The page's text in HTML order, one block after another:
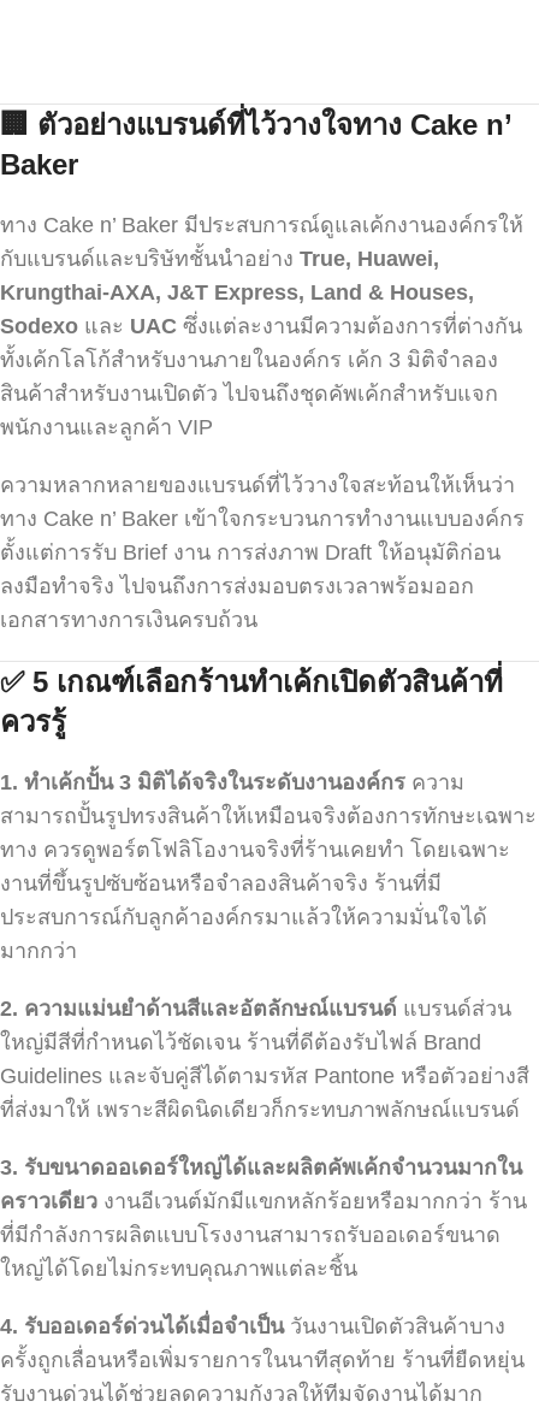
🏢 ตัวอย่างแบรนด์ที่ไว้วางใจทาง Cake n’
Baker
ทาง Cake n’ Baker มีประสบการณ์ดูแลเค้กงานองค์กรให้
กับแบรนด์และบริษัทชั้นนำอย่าง True, Huawei,
Krungthai-AXA, J&T Express, Land & Houses,
Sodexo และ UAC ซึ่งแต่ละงานมีความต้องการที่ต่างกัน
ทั้งเค้กโลโก้สำหรับงานภายในองค์กร เค้ก 3 มิติจำลอง
สินค้าสำหรับงานเปิดตัว ไปจนถึงชุดคัพเค้กสำหรับแจก
พนักงานและลูกค้า VIP
ความหลากหลายของแบรนด์ที่ไว้วางใจสะท้อนให้เห็นว่า
ทาง Cake n’ Baker เข้าใจกระบวนการทำงานแบบองค์กร
ตั้งแต่การรับ Brief งาน การส่งภาพ Draft ให้อนุมัติก่อน
ลงมือทำจริง ไปจนถึงการส่งมอบตรงเวลาพร้อมออก
เอกสารทางการเงินครบถ้วน
✅ 5 เกณฑ์เลือกร้านทำเค้กเปิดตัวสินค้าที่
ควรรู้
1. ทำเค้กปั้น 3 มิติได้จริงในระดับงานองค์กร ความ
สามารถปั้นรูปทรงสินค้าให้เหมือนจริงต้องการทักษะเฉพาะ
ทาง ควรดูพอร์ตโฟลิโองานจริงที่ร้านเคยทำ โดยเฉพาะ
งานที่ขึ้นรูปซับซ้อนหรือจำลองสินค้าจริง ร้านที่มี
ประสบการณ์กับลูกค้าองค์กรมาแล้วให้ความมั่นใจได้
มากกว่า
2. ความแม่นยำด้านสีและอัตลักษณ์แบรนด์ แบรนด์ส่วน
ใหญ่มีสีที่กำหนดไว้ชัดเจน ร้านที่ดีต้องรับไฟล์ Brand
Guidelines และจับคู่สีได้ตามรหัส Pantone หรือตัวอย่างสี
ที่ส่งมาให้ เพราะสีผิดนิดเดียวก็กระทบภาพลักษณ์แบรนด์
3. รับขนาดออเดอร์ใหญ่ได้และผลิตคัพเค้กจำนวนมากใน
คราวเดียว งานอีเวนต์มักมีแขกหลักร้อยหรือมากกว่า ร้าน
ที่มีกำลังการผลิตแบบโรงงานสามารถรับออเดอร์ขนาด
ใหญ่ได้โดยไม่กระทบคุณภาพแต่ละชิ้น
4. รับออเดอร์ด่วนได้เมื่อจำเป็นวันงานเปิดตัวสินค้าบาง
ครั้งถูกเลื่อนหรือเพิ่มรายการในนาทีสุดท้าย ร้านที่ยืดหยุ่น
รับงานด่วนได้ช่วยลดความกังวลให้ทีมจัดงานได้มาก